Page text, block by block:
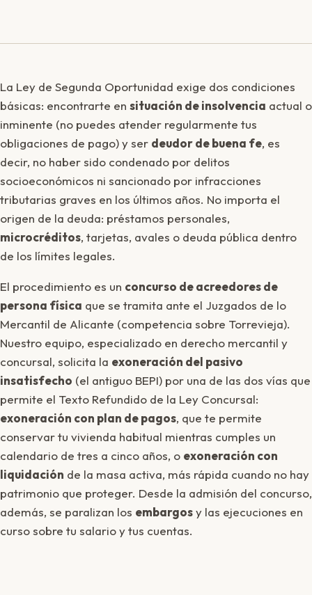
La Ley de Segunda Oportunidad exige dos condiciones
básicas: encontrarte en situación de insolvencia actual o
inminente (no puedes atender regularmente tus
obligaciones de pago) y ser deudor de buena fe, es
decir, no haber sido condenado por delitos
socioeconómicos ni sancionado por infracciones
tributarias graves en los últimos años. No importa el
origen de la deuda: préstamos personales,
microcréditos, tarjetas, avales o deuda pública dentro
de los límites legales.
El procedimiento es un concurso de acreedores de
persona física que se tramita ante el Juzgados de lo
Mercantil de Alicante (competencia sobre Torrevieja).
Nuestro equipo, especializado en derecho mercantil y
concursal, solicita la exoneración del pasivo
insatisfecho (el antiguo BEPI) por una de las dos vías que
permite el Texto Refundido de la Ley Concursal:
exoneración con plan de pagos, que te permite
conservar tu vivienda habitual mientras cumples un
calendario de tres a cinco años, o exoneración con
liquidación de la masa activa, más rápida cuando no hay
patrimonio que proteger. Desde la admisión del concurso,
además, se paralizan los embargosy las ejecuciones en
curso sobre tu salario y tus cuentas.